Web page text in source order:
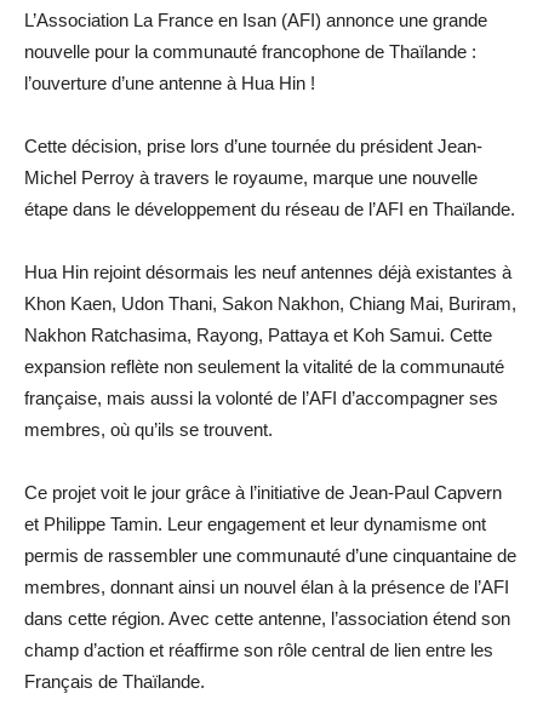
L’Association La France en Isan (AFI) annonce une grande
nouvelle pour la communauté francophone de Thaïlande :
l’ouverture d’une antenne à Hua Hin !
Cette décision, prise lors d’une tournée du président Jean-
Michel Perroy à travers le royaume, marque une nouvelle
étape dans le développement du réseau de l’AFI en Thaïlande.
Hua Hin rejoint désormais les neuf antennes déjà existantes à
Khon Kaen, Udon Thani, Sakon Nakhon, Chiang Mai, Buriram,
Nakhon Ratchasima, Rayong, Pattaya et Koh Samui. Cette
expansion reflète non seulement la vitalité de la communauté
française, mais aussi la volonté de l’AFI d’accompagner ses
membres, où qu’ils se trouvent.
Ce projet voit le jour grâce à l’initiative de Jean-Paul Capvern
et Philippe Tamin. Leur engagement et leur dynamisme ont
permis de rassembler une communauté d’une cinquantaine de
membres, donnant ainsi un nouvel élan à la présence de l’AFI
dans cette région. Avec cette antenne, l’association étend son
champ d’action et réaffirme son rôle central de lien entre les
Français de Thaïlande.